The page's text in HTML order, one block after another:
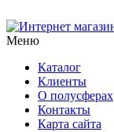
Меню
Каталог
Клиенты
О полусферах
Контакты
Карта сайта